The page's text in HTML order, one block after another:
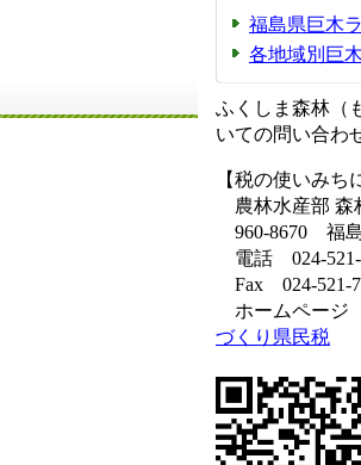
福島県巨木
各地域別巨
ふくしま森林（
いての問い合わ
【税の使いみち
農林水産部 森
960-8670 福島
電話 024-521-
Fax 024-521-
ホームページ
づくり県民税